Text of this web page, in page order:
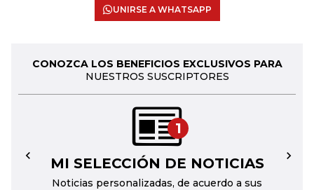
UNIRSE A WHATSAPP
CONOZCA LOS BENEFICIOS EXCLUSIVOS PARA
NUESTROS SUSCRIPTORES
1
MI SELECCIÓN DE NOTICIAS
Noticias personalizadas, de acuerdo a sus
← →